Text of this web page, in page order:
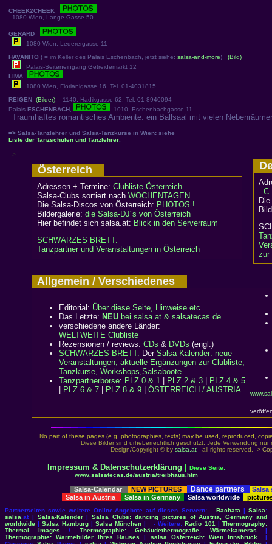
CHEEK2CHEEK
1080 Wien, Lange Gasse 50
GERARD
1080 Wien, Lederergasse 11
HAVANITO ( = im Keller des Palais Eschenbach, jetzt siehe: salsa-and-more) (Bild)
Palais-Seiteneingang Getreidemarkt 12
LIMA,
1080 Wien, Florianigasse 16, Tel. 01-4031815
REIGEN, (Bilder), 1140, Hadikgasse 62, Tel. 01-8940094
Palais ESCHENBACH, , 1010, Eschenbachgasse 11
Traumhaftes romantisches Ambiente: ein Ballsaal mit vielen
=> Salsa-Tanzlehrer und Salsa-Tanzkurse in Wien: siehe
Liste der Tanzschulen und Tanzlehrer.
-->
Österreich
Adressen + Termine: Clubliste Österreich
Salsa-Clubs sortiert nach WOCHENTAGEN
Die Salsa-Discos von Österreich: PHOTOS !
Bildergalerie: die Salsa-DJ´s von Österreich
Hier befindet sich salsa.at: Blick in den Serverraum
SCHWARZES BRETT:
Tanzpartner und Veranstaltungen in Österreich
- C
zur
Allgemein / Verschiedenes
Editorial: Über diese Seite, Hinweise etc..
Das Letzte: NEU bei salsa.at & salsatecas.de
verschiedene andere Länder:
WELTWEITE Clubliste
Rezensionen / reviews: CDs & DVDs (engl.)
SCHWARZES BRETT: Der Salsa-Kalender: neue
Veranstaltungen, aktuelle Ergänzungen zur Clubliste;
Tanzkurse, Workshops,Salsaboote...
Tanzpartnerbörse: PLZ 0 & 1 PLZ 2 & 3
PLZ 4 & 5
PLZ 6 & 7 PLZ 8 & 9 ÖSTERREICH / AUSTRIA
No part of these pages (e.g. photographies, texts) may be used, reproduced,
Diese Bilder sind urheberrechtlich geschützt. Jede Verwendung
Design/Copyright © by salsa.at - all rights reserved. ->
Impressum & Datenschutzerklärung
Diese Seite:
www.salsatecas.de/austria/treibhaus.htm
Salsa-Calendar NEW PICTURES Dance partners
Salsa
Salsa in Austria
Salsa in Germany Salsa worldwide
Partnerseiten sowie weitere Online-Angebote auf diesen Servern: Bachata |Salsa:
salsa .at | Salsa-Kalender|Salsa Clubs: dancing pictures of Austria, Germany and
worldwide |Salsa Hamburg|Salsa München | - Weitere:Radio 101 |Thermography:
Thermal images / Thermographie: Gebäudethermografie, Wärmekameras |
Thermographie: Wärmebilder Ihres Hauses
| salsa Österreich: Wien Innsbruck..
|